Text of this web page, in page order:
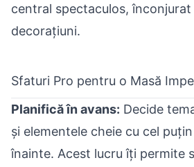
central spectaculos, înconjurat
decorațiuni.
Sfaturi Pro pentru o Masă
Planifică în avans: Decide
și elementele cheie cu cel
înainte. Acest lucru îți permite